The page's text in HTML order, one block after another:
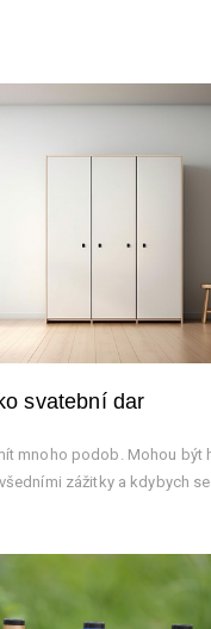
svatební dar
mnoho podob. Mohou být
zážitky a kdybych se